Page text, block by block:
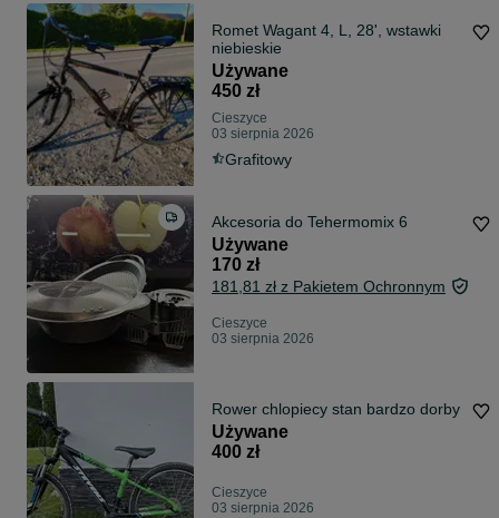
Romet Wagant 4, L, 28', wstawki
niebieskie
Używane
450 zł
Cieszyce
03 sierpnia 2026
Grafitowy
Akcesoria do Tehermomix 6
Używane
170 zł
181,81 zł z Pakietem Ochronnym
Cieszyce
03 sierpnia 2026
Rower chlopiecy stan bardzo dorby
Używane
400 zł
Cieszyce
03 sierpnia 2026